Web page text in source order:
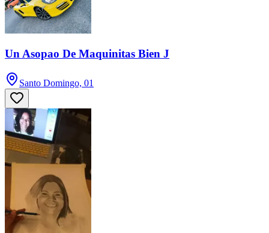
Un Asopao De Maquinitas Bien J
Santo Domingo, 01